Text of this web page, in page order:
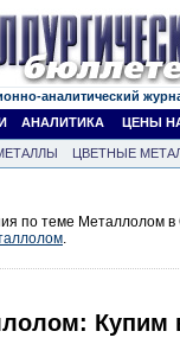
аналитический
АНАЛИТИКА ЦЕНЫ
ЦВЕТНЫЕ
по теме Металлолом в
.
Купим